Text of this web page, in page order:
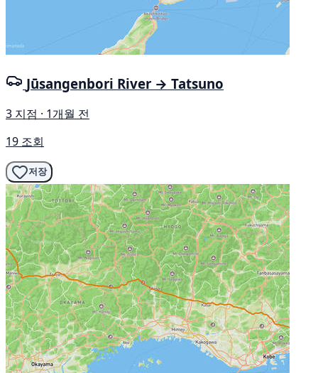
Jūsangenbori River → Tatsuno
3 지점 · 1개월 전
19 조회
저장